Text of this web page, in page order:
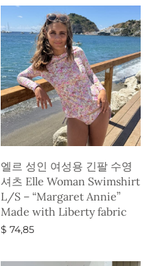
엘르 성인 여성용 긴팔 수영
셔츠 Elle Woman Swimshirt
L/S – “Margaret Annie”
Made with Liberty fabric
$ 74,85